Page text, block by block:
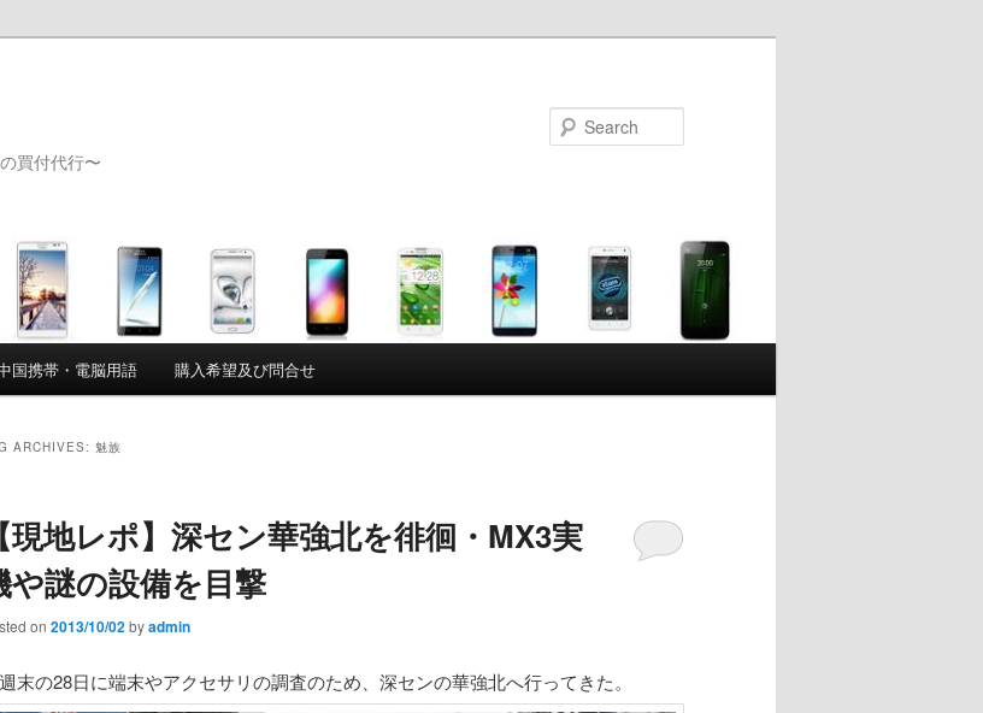
買付代行〜
国携帯・電脳用語 購入希望及び問合せ
ARCHIVES: 魅族
【現地レポ】深セン華強北を徘徊・MX3実
や謎の設備を目撃
on 2013/10/02byadmin
末の28日に端末やアクセサリの調査のため、深センの華強北へ行ってきた。